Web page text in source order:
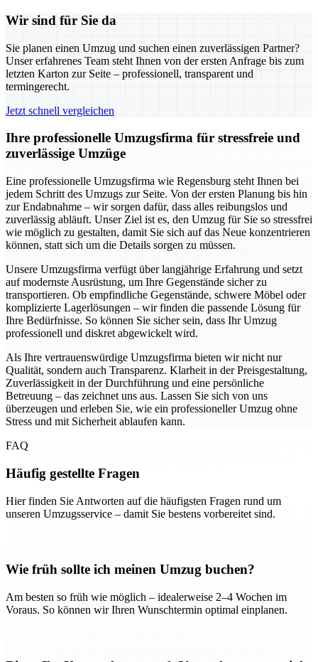
Wir sind für Sie da
Sie planen einen Umzug und suchen einen zuverlässigen Partner?
Unser erfahrenes Team steht Ihnen von der ersten Anfrage bis zum
letzten Karton zur Seite – professionell, transparent und
termingerecht.
Jetzt schnell vergleichen
Ihre professionelle Umzugsfirma für stressfreie und
zuverlässige Umzüge
Eine professionelle Umzugsfirma wie Regensburg steht Ihnen bei
jedem Schritt des Umzugs zur Seite. Von der ersten Planung bis hin
zur Endabnahme – wir sorgen dafür, dass alles reibungslos und
zuverlässig abläuft. Unser Ziel ist es, den Umzug für Sie so stressfrei
wie möglich zu gestalten, damit Sie sich auf das Neue konzentrieren
können, statt sich um die Details sorgen zu müssen.
Unsere Umzugsfirma verfügt über langjährige Erfahrung und setzt
auf modernste Ausrüstung, um Ihre Gegenstände sicher zu
transportieren. Ob empfindliche Gegenstände, schwere Möbel oder
komplizierte Lagerlösungen – wir finden die passende Lösung für
Ihre Bedürfnisse. So können Sie sicher sein, dass Ihr Umzug
professionell und diskret abgewickelt wird.
Als Ihre vertrauenswürdige Umzugsfirma bieten wir nicht nur
Qualität, sondern auch Transparenz. Klarheit in der Preisgestaltung,
Zuverlässigkeit in der Durchführung und eine persönliche
Betreuung – das zeichnet uns aus. Lassen Sie sich von uns
überzeugen und erleben Sie, wie ein professioneller Umzug ohne
Stress und mit Sicherheit ablaufen kann.
FAQ
Häufig gestellte Fragen
Hier finden Sie Antworten auf die häufigsten Fragen rund um
unseren Umzugsservice – damit Sie bestens vorbereitet sind.
Wie früh sollte ich meinen Umzug buchen?
Am besten so früh wie möglich – idealerweise 2–4 Wochen im
Voraus. So können wir Ihren Wunschtermin optimal einplanen.